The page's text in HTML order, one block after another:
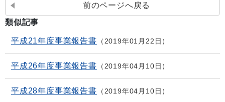
前のページへ戻る
類似記事
平成21年度事業報告書 2019年01月22日
平成26年度事業報告書 2019年04月10日
平成28年度事業報告書 2019年04月10日